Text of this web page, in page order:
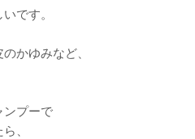
です。
かゆみなど、
ンプーで
、